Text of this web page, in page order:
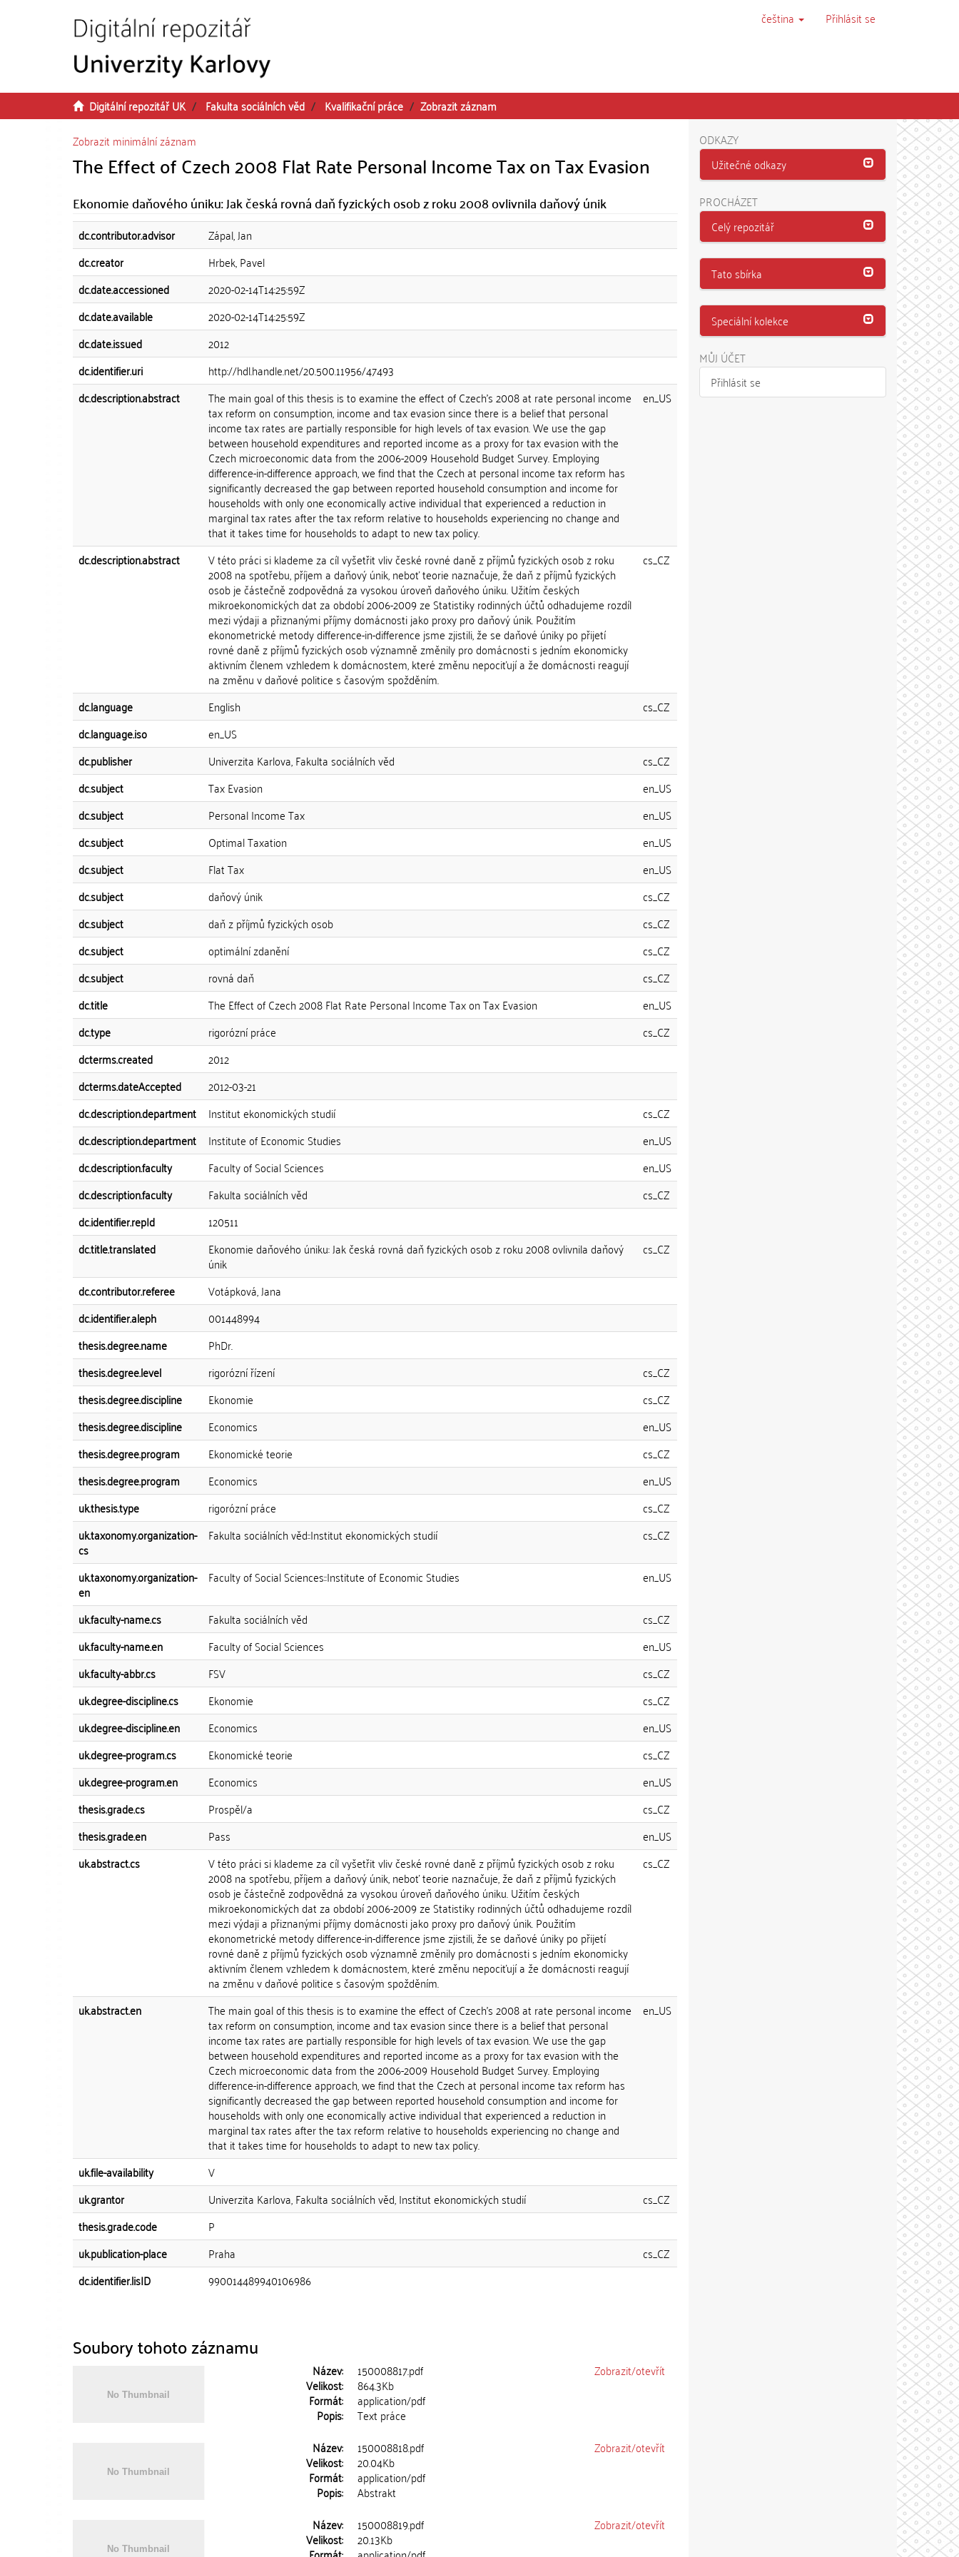
čeština Přihlásit se
Digitální repozitář UK Fakulta sociálních věd Kvalifikační práce
Zobrazit záznam
Zobrazit minimální záznam
The Effect of Czech 2008 Flat Rate Personal Income Tax on Tax Evasion
Ekonomie daňového úniku: Jak česká rovná daň fyzických osob z roku 2008 ovlivnila daňový únik
dc.contributor.advisor
Zápal, Jan
dc.creator
Hrbek, Pavel
dc.date.accessioned
2020-02-14T14:25:59Z
dc.date.available
2020-02-14T14:25:59Z
dc.date.issued
2012
dc.identifier.uri
http://hdl.handle.net/20.500.11956/47493
dc.description.abstract
The main goal of this thesis is to examine the effect of Czech's 2008 at rate personal income
tax reform on consumption, income and tax evasion since there is a belief that personal
income tax rates are partially responsible for high levels of tax evasion. We use the gap
between household expenditures and reported income as a proxy for tax evasion with the
Czech microeconomic data from the 2006-2009 Household Budget Survey. Employing
difference-in-difference approach, we find that the Czech at personal income tax reform has
significantly decreased the gap between reported household consumption and income for
households with only one economically active individual that experienced a reduction in
marginal tax rates after the tax reform relative to households experiencing no change and
that it takes time for households to adapt to new tax policy.
en_US
dc.description.abstract V této práci si klademe za cíl vyšetřit vliv české rovné daně z příjmů fyzických osob z roku
2008 na spotřebu, příjem a daňový únik, neboť teorie naznačuje, že daň z příjmů fyzických
osob je částečně zodpovědná za vysokou úroveň daňového úniku. Užitím českých
mikroekonomických dat za období 2006-2009 ze Statistiky rodinných účtů odhadujeme rozdíl
mezi výdaji a přiznanými příjmy domácnosti jako proxy pro daňový únik. Použitím
ekonometrické metody difference-in-difference jsme zjistili, že se daňové úniky po přijetí
rovné daně z příjmů fyzických osob významně změnily pro domácnosti s jedním ekonomicky
aktivním členem vzhledem k domácnostem, které změnu nepociťují a že domácnosti reagují
na změnu v daňové politice s časovým spožděním.
cs_CZ
dc.language English
cs_CZ
dc.language.iso
en_US
dc.publisher
Univerzita Karlova, Fakulta sociálních věd
cs_CZ
dc.subject
Tax Evasion
en_US
dc.subject
Personal Income Tax
en_US
dc.subject
Optimal Taxation
en_US
dc.subject
Flat Tax
en_US
dc.subject
daňový únik
cs_CZ
dc.subject
daň z příjmů fyzických osob
cs_CZ
dc.subject
optimální zdanění
cs_CZ
dc.subject
rovná daň
cs_CZ
dc.title
The Effect of Czech 2008 Flat Rate Personal Income Tax on Tax Evasion
en_US
dc.type
rigorózní práce
cs_CZ
dcterms.created
2012
dcterms.dateAccepted
2012-03-21
dc.description.department
Institut ekonomických studií
cs_CZ
dc.description.department
Institute of Economic Studies
en_US
dc.description.faculty
Faculty of Social Sciences
en_US
dc.description.faculty
Fakulta sociálních věd
cs_CZ
dc.identifier.repId
120511
dc.title.translated
Ekonomie daňového úniku: Jak česká rovná daň fyzických osob z roku 2008 ovlivnila daňový
únik
cs_CZ
dc.contributor.referee
Votápková, Jana
dc.identifier.aleph
001448994
thesis.degree.name
PhDr.
thesis.degree.level
rigorózní řízení
cs_CZ
thesis.degree.discipline
Ekonomie
cs_CZ
thesis.degree.discipline
Economics
en_US
thesis.degree.program
Ekonomické teorie
cs_CZ
thesis.degree.program
Economics
en_US
uk.thesis.type
rigorózní práce
cs_CZ
uk.taxonomy.organization-
cs
Fakulta sociálních věd::Institut ekonomických studií cs_CZ
uk.taxonomy.organization-
en
Faculty of Social Sciences::Institute of Economic Studies en_US
uk.faculty-name.cs Fakulta sociálních věd
cs_CZ
uk.faculty-name.en
Faculty of Social Sciences
en_US
uk.faculty-abbr.cs
FSV
cs_CZ
uk.degree-discipline.cs
Ekonomie
cs_CZ
uk.degree-discipline.en
Economics
en_US
uk.degree-program.cs
Ekonomické teorie
cs_CZ
uk.degree-program.en
Economics
en_US
thesis.grade.cs
Prospěl/a
cs_CZ
thesis.grade.en
Pass
en_US
uk.abstract.cs
V této práci si klademe za cíl vyšetřit vliv české rovné daně z příjmů fyzických osob z roku
2008 na spotřebu, příjem a daňový únik, neboť teorie naznačuje, že daň z příjmů fyzických
osob je částečně zodpovědná za vysokou úroveň daňového úniku. Užitím českých
mikroekonomických dat za období 2006-2009 ze Statistiky rodinných účtů odhadujeme rozdíl
mezi výdaji a přiznanými příjmy domácnosti jako proxy pro daňový únik. Použitím
ekonometrické metody difference-in-difference jsme zjistili, že se daňové úniky po přijetí
rovné daně z příjmů fyzických osob významně změnily pro domácnosti s jedním ekonomicky
aktivním členem vzhledem k domácnostem, které změnu nepociťují a že domácnosti reagují
na změnu v daňové politice s časovým spožděním.
cs_CZ
uk.abstract.en The main goal of this thesis is to examine the effect of Czech's 2008 at rate personal income
tax reform on consumption, income and tax evasion since there is a belief that personal
income tax rates are partially responsible for high levels of tax evasion. We use the gap
between household expenditures and reported income as a proxy for tax evasion with the
Czech microeconomic data from the 2006-2009 Household Budget Survey. Employing
difference-in-difference approach, we find that the Czech at personal income tax reform has
significantly decreased the gap between reported household consumption and income for
households with only one economically active individual that experienced a reduction in
marginal tax rates after the tax reform relative to households experiencing no change and
that it takes time for households to adapt to new tax policy.
en_US
uk.file-availability
V
uk.grantor
Univerzita Karlova, Fakulta sociálních věd, Institut ekonomických studií
cs_CZ
thesis.grade.code
P
uk.publication-place
Praha
cs_CZ
dc.identifier.lisID
990014489940106986
Soubory tohoto záznamu
Název: 150008817.pdf
Velikost: 864.3Kb
Formát: application/pdf
Popis: Text práce
Zobrazit/otevřít
Název: 150008818.pdf
Velikost: 20.04Kb
Formát: application/pdf
Popis: Abstrakt
Zobrazit/otevřít
Název: 150008819.pdf
Velikost: 20.13Kb
Zobrazit/otevřít
ODKAZY
Užitečné odkazy
PROCHÁZET
Celý repozitář
Tato sbírka
Speciální kolekce
MŮJ ÚČET
Přihlásit se